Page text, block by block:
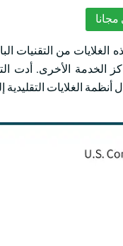
المكتبية إلى أكثر من 800 مليون دولار أمريكي بحلول عام
الخدمة الأخرى. أدت
الغلايات التقليدية